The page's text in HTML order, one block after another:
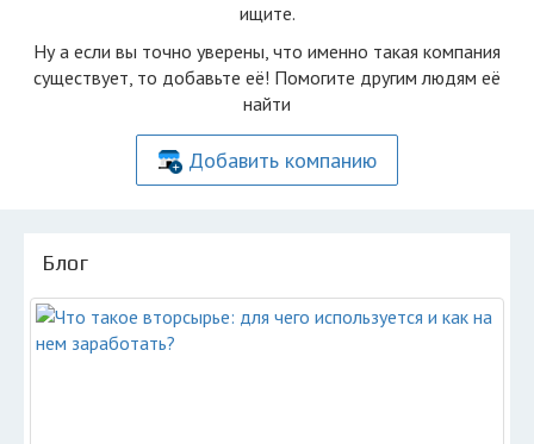
ищите.
Ну а если вы точно уверены, что именно такая компания
существует, то добавьте её! Помогите другим людям её
найти
Добавить компанию
Блог